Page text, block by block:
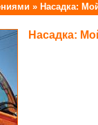
» Насадка:
Насадка: